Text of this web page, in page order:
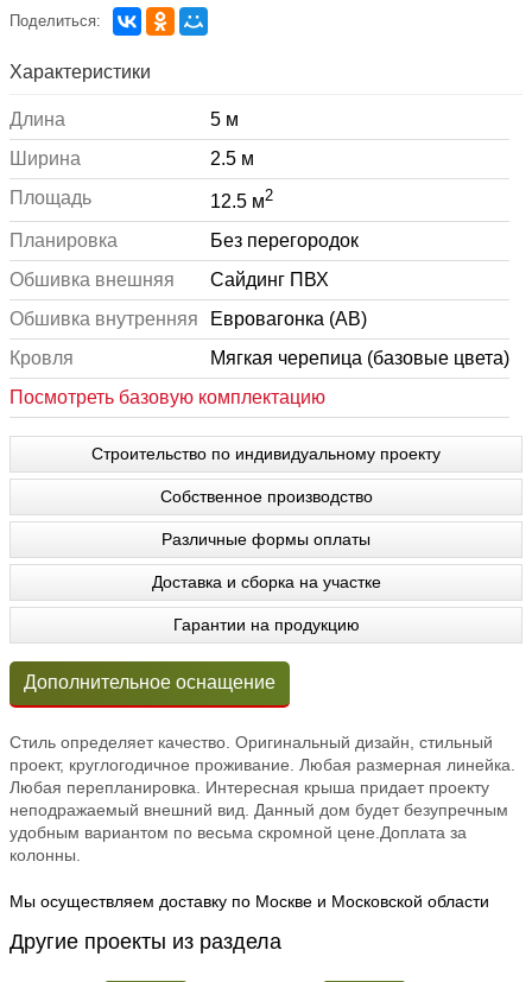
Поделиться:
Характеристики
Длина
5 м
Ширина
2.5 м
Площадь
12.5 м2
Планировка
Без перегородок
Обшивка внешняя
Сайдинг ПВХ
Обшивка внутренняя
Евровагонка (АВ)
Кровля
Мягкая черепица (базовые цвета)
Посмотреть базовую комплектацию
Строительство по индивидуальному проекту
Собственное производство
Различные формы оплаты
Доставка и сборка на участке
Гарантии на продукцию
Дополнительное оснащение
Стиль определяет качество. Оригинальный дизайн, стильный
проект, круглогодичное проживание. Любая размерная линейка.
Любая перепланировка. Интересная крыша придает проекту
неподражаемый внешний вид. Данный дом будет безупречным
удобным вариантом по весьма скромной цене.Доплата за
колонны.
Мы осуществляем доставку по Москве и Московской области
Другие проекты из раздела